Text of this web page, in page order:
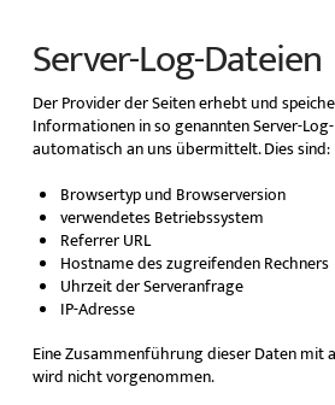
Server-Log-Dateien
Der Provider der Seiten erhebt und
Informationen in so genannten Server-
automatisch an uns übermittelt. Dies sind:
Browsertyp und Browserversion
verwendetes Betriebssystem
Referrer URL
Hostname des zugreifenden Rechners
Uhrzeit der Serveranfrage
IP-Adresse
Eine Zusammenführung dieser Daten mit
wird nicht vorgenommen.